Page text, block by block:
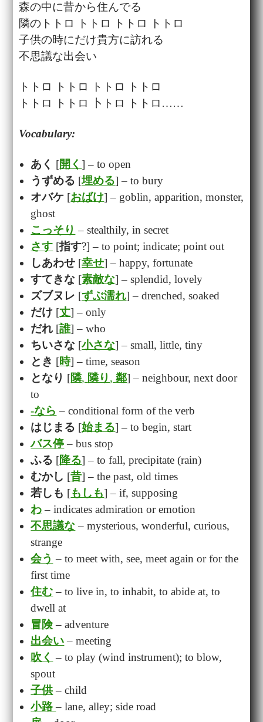
森の中に昔から住んでる
隣のトトロ トトロ トトロ トトロ
子供の時にだけ貴方に訪れる
不思議な出会い
トトロ トトロ トトロ トトロ
トトロ トトロ 卜トロ トトロ……
Vocabulary:
あく [開く] – to open
うずめる [埋める] – to bury
オバケ [おばけ] – goblin, apparition, monster,
ghost
こっそり – stealthily, in secret
さす [指す?] – to point; indicate; point out
しあわせ [幸せ] – happy, fortunate
すてきな [素敵な] – splendid, lovely
ズブヌレ [ずぶ濡れ] – drenched, soaked
だけ [丈] – only
だれ [誰] – who
ちいさな [小さな] – small, little, tiny
とき [時] – time, season
となり [隣, 隣り ,鄰] – neighbour, next door
to
-なら – conditional form of the verb
はじまる [始まる] – to begin, start
バス停– bus stop
ふる [降る] – to fall, precipitate (rain)
むかし [昔] – the past, old times
若しも [もしも] – if, supposing
わ– indicates admiration or emotion
不思議な– mysterious, wonderful, curious,
strange
会う – to meet with, see, meet again or for the
first time
住む– to live in, to inhabit, to abide at, to
dwell at
冒険– adventure
出会い– meeting
吹く – to play (wind instrument); to blow,
spout
子供– child
小路– lane, alley; side road